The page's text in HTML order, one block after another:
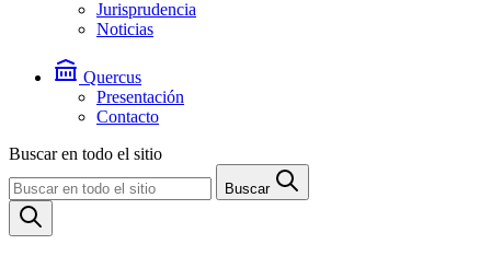
Jurisprudencia
Noticias
Quercus
Presentación
Contacto
Buscar en todo el sitio
Buscar